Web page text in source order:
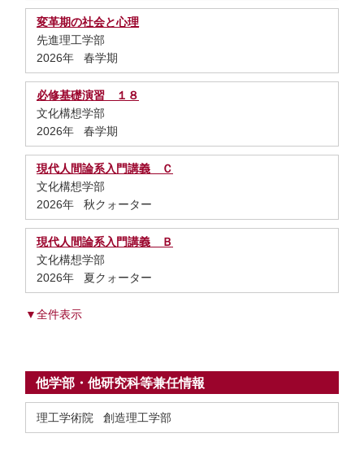
変革期の社会と心理
先進理工学部
2026年 春学期
必修基礎演習 １８
文化構想学部
2026年 春学期
現代人間論系入門講義 Ｃ
文化構想学部
2026年 秋クォーター
現代人間論系入門講義 Ｂ
文化構想学部
2026年 夏クォーター
▼全件表示
他学部・他研究科等兼任情報
理工学術院 創造理工学部